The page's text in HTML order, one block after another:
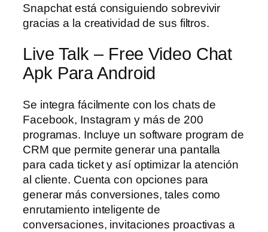
Snapchat está consiguiendo sobrevivir
gracias a la creatividad de sus filtros.
Live Talk – Free Video Chat
Apk Para Android
Se integra fácilmente con los chats de
Facebook, Instagram y más de 200
programas. Incluye un software program de
CRM que permite generar una pantalla
para cada ticket y así optimizar la atención
al cliente. Cuenta con opciones para
generar más conversiones, tales como
enrutamiento inteligente de
conversaciones, invitaciones proactivas a